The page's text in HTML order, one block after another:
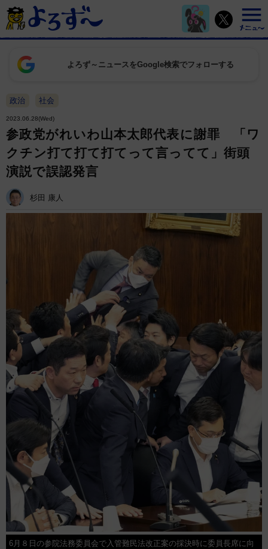
よろず～ニュースをGoogle検索でフォローする
政治 社会
2023.06.28(Wed)
参政党がれいわ山本太郎代表に謝罪 「ワ
クチン打て打て打てって言ってて」街頭
演説で誤認発言
杉田 康人
6月８日の参院法務委員会で入管難民法改正案の採決時に委員長席に向